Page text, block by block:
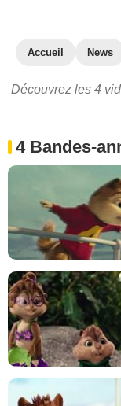
Accueil News
Découvrez les 4
4 Bandes-